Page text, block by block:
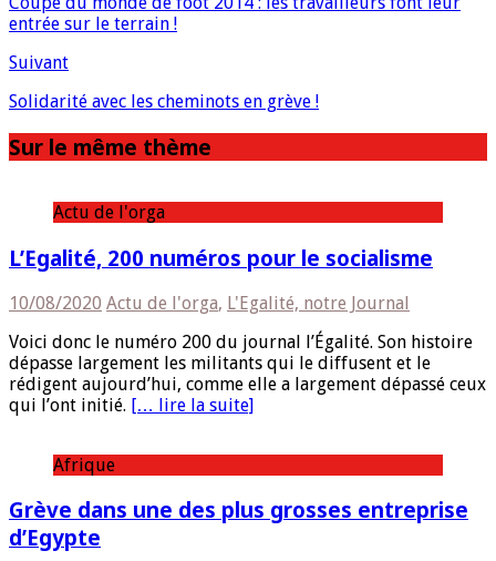
entrée sur le terrain !
Suivant
Solidarité avec les cheminots en grève !
Sur le même thème
Actu de l'orga
L’Egalité, 200 numéros pour le socialisme
10/08/2020 Actu de l'orga, L'Egalité, notre Journal
Voici donc le numéro 200 du journal l’Égalité. Son histoire
dépasse largement les militants qui le diffusent et le
rédigent aujourd’hui, comme elle a largement dépassé ceux
qui l’ont initié. [… lire la suite]
Afrique
Grève dans une des plus grosses entreprise
d’Egypte